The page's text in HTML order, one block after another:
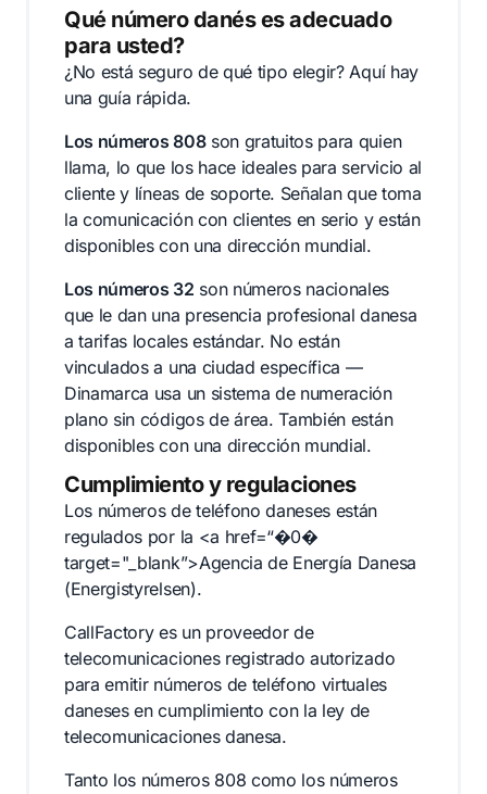
Qué número danés es adecuado
para usted?
¿No está seguro de qué tipo elegir? Aquí hay
una guía rápida.
Los números 808son gratuitos para quien
llama, lo que los hace ideales para servicio al
cliente y líneas de soporte. Señalan que toma
la comunicación con clientes en serio y están
disponibles con una dirección mundial.
Los números 32 son números nacionales
que le dan una presencia profesional danesa
a tarifas locales estándar. No están
vinculados a una ciudad específica —
Dinamarca usa un sistema de numeración
plano sin códigos de área. También están
disponibles con una dirección mundial.
Cumplimiento y regulaciones
Los números de teléfono daneses están
regulados por la <a href=“�0�
target="_blank”>Agencia de Energía Danesa
(Energistyrelsen).
CallFactory es un proveedor de
telecomunicaciones registrado autorizado
para emitir números de teléfono virtuales
daneses en cumplimiento con la ley de
telecomunicaciones danesa.
Tanto los números 808 como los números